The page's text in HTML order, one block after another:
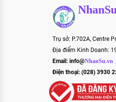
Trụ sở: P.702A, Centre
Địa điểm Kinh Doanh:
Email: info@NhanSu.vn
Điện thoại: (028) 3930